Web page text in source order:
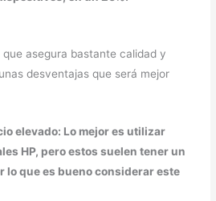
que asegura bastante calidad y
desventajas que será mejor
elevado: Lo mejor es utilizar
HP, pero estos suelen tener un
lo que es bueno considerar este